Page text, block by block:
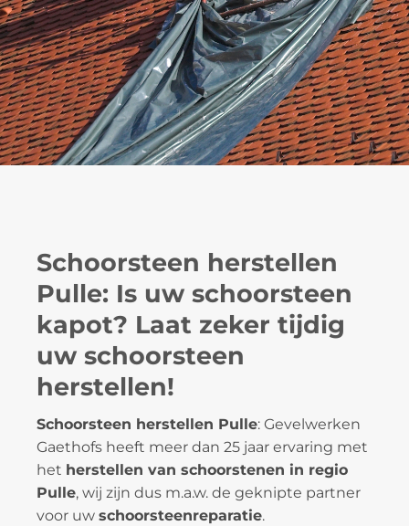
Schoorsteen herstellen
Pulle: Is uw schoorsteen
kapot? Laat zeker tijdig
uw schoorsteen
herstellen!
Schoorsteen herstellen Pulle: Gevelwerken
Gaethofs heeft meer dan 25 jaar ervaring met
het herstellen van schoorstenen in regio
Pulle, wij zijn dus m.a.w. de geknipte partner
voor uw schoorsteenreparatie.